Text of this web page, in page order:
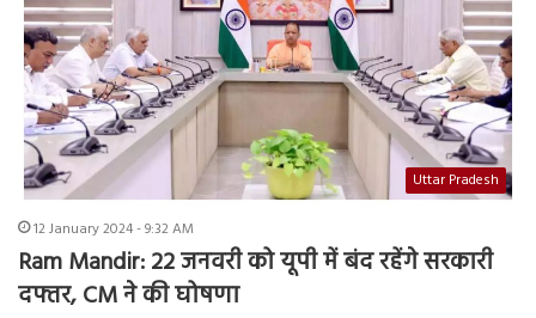
Uttar Pradesh
12 January 2024 - 9:32 AM
Ram Mandir: 22 जनवरी को यूपी में बंद रहेंगे सरकारी
दफ्तर, CM ने की घोषणा